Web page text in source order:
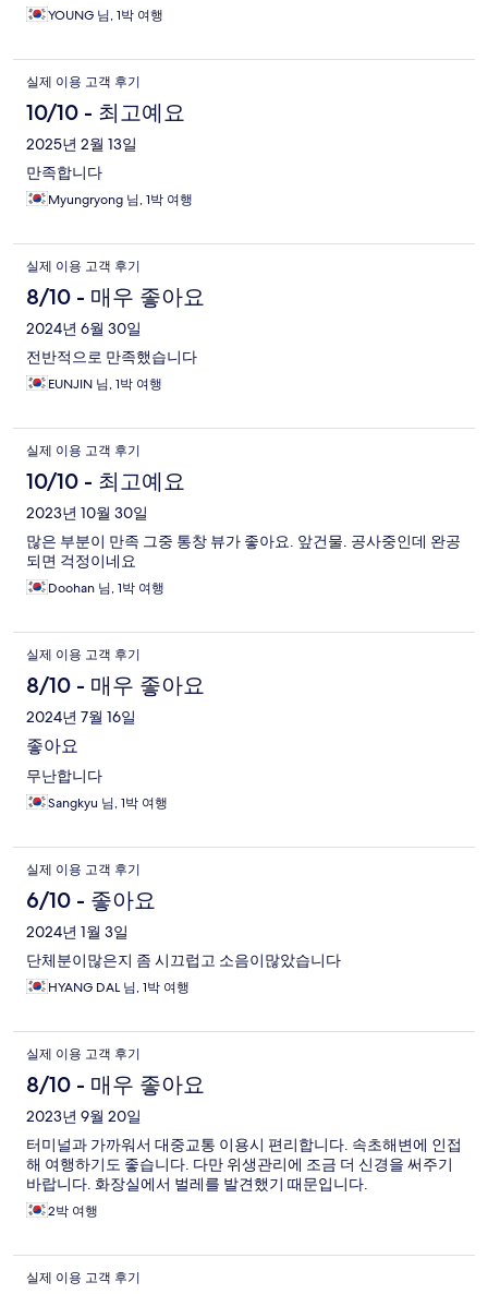
YOUNG 님, 1박 여행
실제 이용 고객 후기
10/10 - 최고예요
2025년 2월 13일
만족합니다
Myungryong 님, 1박 여행
실제 이용 고객 후기
8/10 - 매우 좋아요
2024년 6월 30일
전반적으로 만족했습니다
EUNJIN 님, 1박 여행
실제 이용 고객 후기
10/10 - 최고예요
2023년 10월 30일
많은 부분이 만족 그중 통창 뷰가 좋아요. 앞건물. 공사중인데 완공
되면 걱정이네요
Doohan 님, 1박 여행
실제 이용 고객 후기
8/10 - 매우 좋아요
2024년 7월 16일
좋아요
무난합니다
Sangkyu 님, 1박 여행
실제 이용 고객 후기
6/10 - 좋아요
2024년 1월 3일
단체분이많은지 좀 시끄럽고 소음이많았습니다
HYANG DAL 님, 1박 여행
실제 이용 고객 후기
8/10 - 매우 좋아요
2023년 9월 20일
터미널과 가까워서 대중교통 이용시 편리합니다. 속초해변에 인접
해 여행하기도 좋습니다. 다만 위생관리에 조금 더 신경을 써주기
바랍니다. 화장실에서 벌레를 발견했기 때문입니다.
2박 여행
실제 이용 고객 후기